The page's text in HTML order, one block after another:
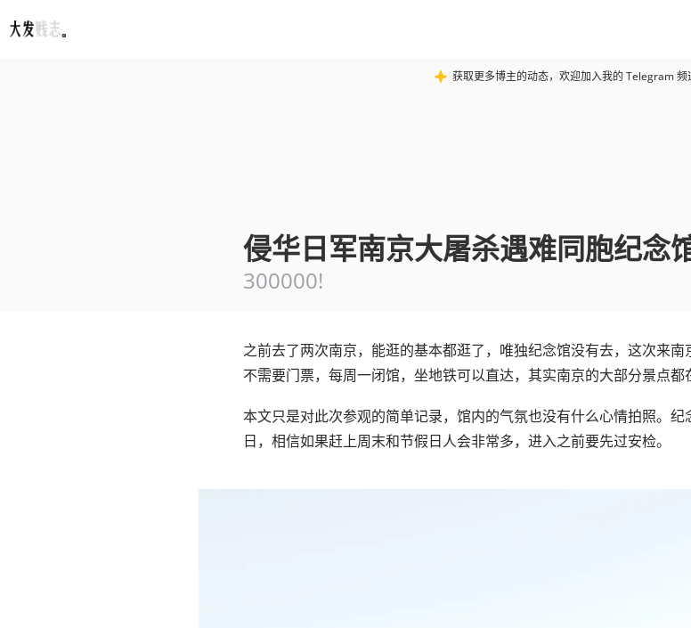
Fatesinger
获取更多博主的动态，欢迎加入我的 Telegram 频
侵华日军南京大屠杀遇难同胞纪念
300000!
之前去了两次南京，能逛的基本都逛了，唯独纪念馆没有去，这次来
不需要门票，每周一闭馆，坐地铁可以直达，其实南京的大部分景点都
本文只是对此次参观的简单记录，馆内的气氛也没有什么心情拍照。
日，相信如果赶上周末和节假日人会非常多，进入之前要先过安检。